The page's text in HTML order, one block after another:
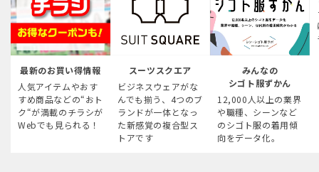
最新のお買い得情報
人気アイテムやおす
すめ商品などの“おト
ク“が満載のチラシが
Webでも見られる！
スーツスクエア
ビジネスウェアがな
んでも揃う、4つのブ
ランドが一体となっ
た新感覚の複合型ス
トアです
みんなの
シゴト服ずかん
12,000人以上の業界
や職種、シーンなど
のシゴト服の着用傾
向をデータ化。